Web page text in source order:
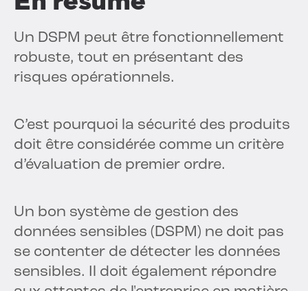
Un DSPM peut être fonctionnellement
robuste, tout en présentant des
risques opérationnels.
C’est pourquoi la sécurité des produits
doit être considérée comme un critère
d’évaluation de premier ordre.
Un bon système de gestion des
données sensibles (DSPM) ne doit pas
se contenter de détecter les données
sensibles. Il doit également répondre